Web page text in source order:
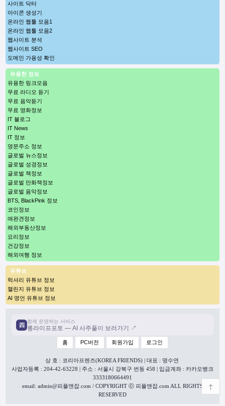
사이트 닥터
아이콘 생성기
온라인 웹툴 모음1
온라인 웹툴 모음2
웹사이트 분석
웹사이트 SEO
도메인 가용성 확인
유용한 정보
유용한 링크모음
무료 라디오 듣기
무료 음악듣기
무료 영화정보
IT 블로그
IT News
IT 정보
영문주소 정보
글로벌 뉴스정보
글로벌 성경정보
글로벌 책정보
글로벌 만화책정보
글로벌 음악정보
BTS, BlackPink 정보
코인정보
애완견정보
해외부동산정보
요리정보
건강정보
해외여행 정보
유튜브
럭셔리 유튜브 정보
챌린지 유튜브 정보
AI 명언 유튜브 정보
四
함께 운영하는 서비스
롱라이프포토 — AI 사주풀이 보러가기 ↗
홈 PC버전 회원가입 로그인
상 호 : 코리아프렌즈(KOREA FRIENDS) | 대표 : 명수연
사업자등록 : 204-42-63228 | 주소 : 서울시 강북구 번동 458 | 입금계좌 : 카카오뱅크
3333180664491
email: admin@피플앤잡.com / COPYRIGHT ⓒ 피플앤잡.com ALL RIGHTS
RESERVED